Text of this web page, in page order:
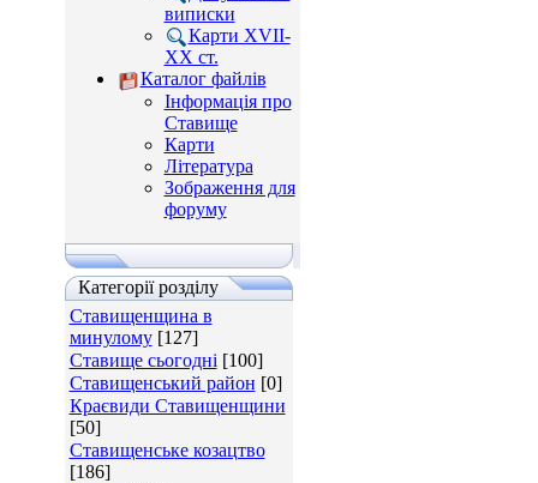
виписки
Карти XVII-
XX ст.
Каталог файлів
Інформація про
Ставище
Карти
Література
Зображення для
форуму
Категорії розділу
Ставищенщина в
минулому [127]
Ставище сьогодні [100]
Ставищенський район [0]
Краєвиди Ставищенщини
[50]
Ставищенське козацтво
[186]